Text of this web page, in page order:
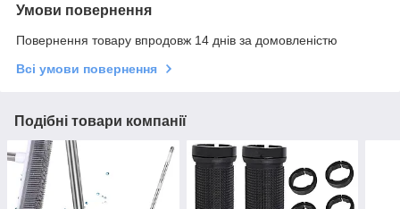
Умови повернення
Повернення товару впродовж 14 днів за домовленістю
Всі умови повернення
Подібні товари компанії